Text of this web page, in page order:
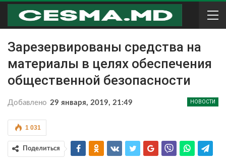
Зарезервированы средства на
материалы в целях обеспечения
общественной безопасности
НОВОСТИ
Добавлено 29 января, 2019, 21:49
1 031
Поделиться